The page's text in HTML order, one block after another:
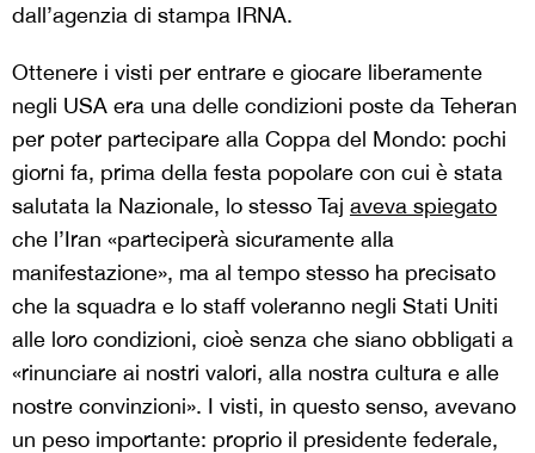
dall’agenzia di stampa IRNA.
Ottenere i visti per entrare e giocare liberamente
negli USA era una delle condizioni poste da Teheran
per poter partecipare alla Coppa del Mondo: pochi
giorni fa, prima della festa popolare con cui è stata
salutata la Nazionale, lo stesso Taj aveva spiegato
che l’Iran «parteciperà sicuramente alla
manifestazione», ma al tempo stesso ha precisato
che la squadra e lo staff voleranno negli Stati Uniti
alle loro condizioni, cioè senza che siano obbligati a
«rinunciare ai nostri valori, alla nostra cultura e alle
nostre convinzioni». I visti, in questo senso, avevano
un peso importante: proprio il presidente federale,